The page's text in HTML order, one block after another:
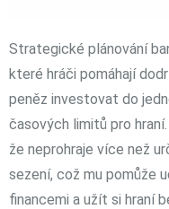
Strategické plánování
které hráči pomáhají
peněz investovat do
časových limitů pro
že neprohraje více než
sezení, což mu pomůže
financemi a užít si hraní